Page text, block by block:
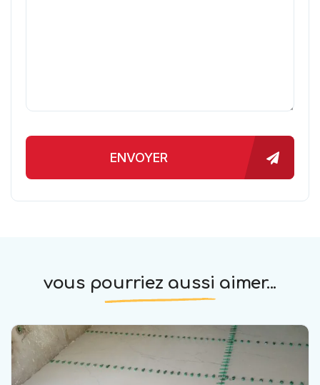
ENVOYER
vous pourriez aussi aimer...